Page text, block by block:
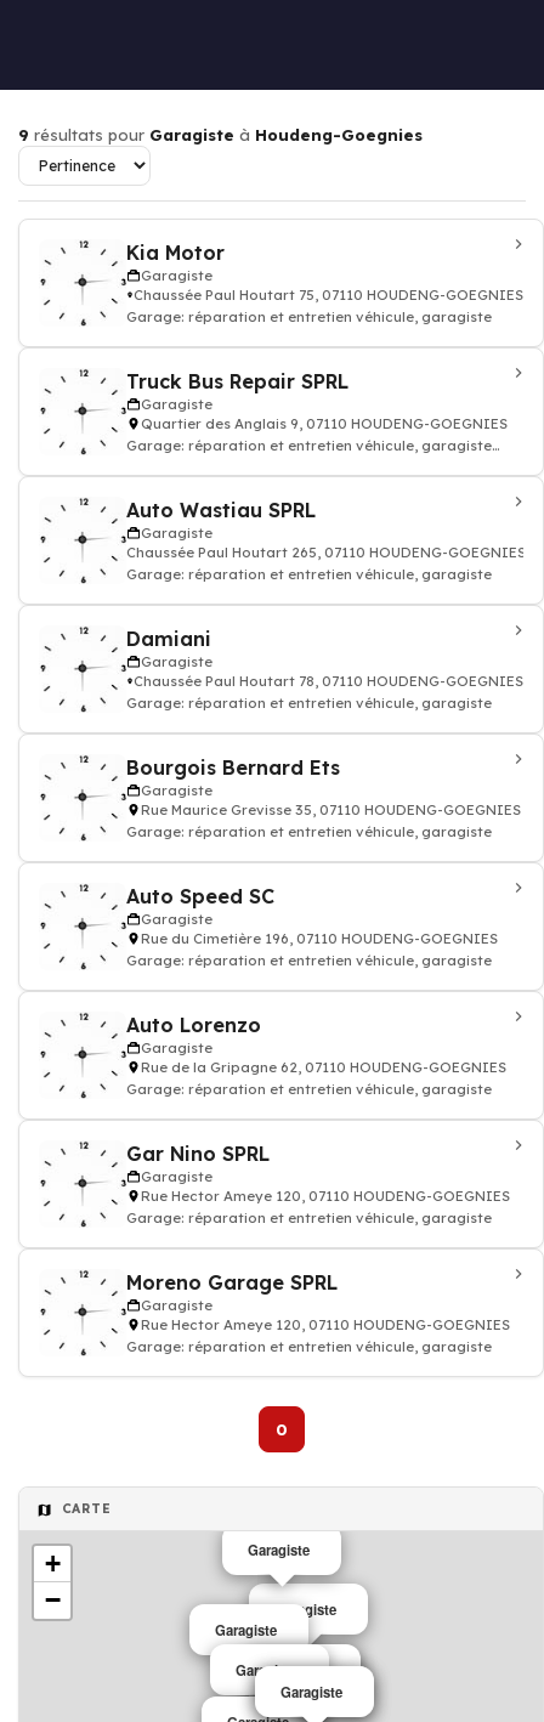
9 résultats pour Garagiste à Houdeng-Goegnies
Kia Motor
Garagiste
Chaussée Paul Houtart 75, 07110 HOUDENG-GOEGNIES
Garage: réparation et entretien véhicule, garagiste
Truck Bus Repair SPRL
Garagiste
Quartier des Anglais 9, 07110 HOUDENG-GOEGNIES
Garage: réparation et entretien véhicule, garagiste
Auto Wastiau SPRL
Garagiste
Chaussée Paul Houtart 265, 07110 HOUDENG-GOEGNIES
Garage: réparation et entretien véhicule, garagiste
Damiani
Garagiste
Chaussée Paul Houtart 78, 07110 HOUDENG-GOEGNIES
Garage: réparation et entretien véhicule, garagiste
Bourgois Bernard Ets
Garagiste
Rue Maurice Grevisse 35, 07110 HOUDENG-GOEGNIES
Garage: réparation et entretien véhicule, garagiste
Auto Speed SC
Garagiste
Rue du Cimetière 196, 07110 HOUDENG-GOEGNIES
Garage: réparation et entretien véhicule, garagiste
Auto Lorenzo
Garagiste
Rue de la Gripagne 62, 07110 HOUDENG-GOEGNIES
Garage: réparation et entretien véhicule, garagiste
Gar Nino SPRL
Garagiste
Rue Hector Ameye 120, 07110 HOUDENG-GOEGNIES
Garage: réparation et entretien véhicule, garagiste
Moreno Garage SPRL
Garagiste
Rue Hector Ameye 120, 07110 HOUDENG-GOEGNIES
Garage: réparation et entretien véhicule, garagiste
0
CARTE
Garagiste
Garagiste
Garagiste
Garagiste
Garagiste
Garagiste
Garagiste
Garagiste
+
−